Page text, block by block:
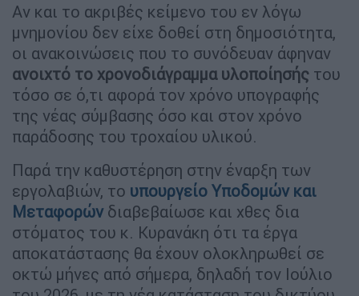
Αν και το ακριβές κείμενο του εν λόγω
μνημονίου δεν είχε δοθεί στη δημοσιότητα,
οι ανακοινώσεις που το συνόδευαν άφηναν
ανοιχτό το χρονοδιάγραμμα υλοποίησής του
τόσο σε ό,τι αφορά τον χρόνο υπογραφής
της νέας σύμβασης όσο και στον χρόνο
παράδοσης του τροχαίου υλικού.
Παρά την καθυστέρηση στην έναρξη των
εργολαβιών, το υπουργείο Υποδομών και
Μεταφορών διαβεβαίωσε και χθες δια
στόματος του κ. Κυρανάκη ότι τα έργα
αποκατάστασης θα έχουν ολοκληρωθεί σε
οκτώ μήνες από σήμερα, δηλαδή τον Ιούλιο